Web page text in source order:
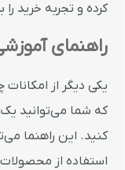
کرده و تجربه خرید
راهنمای
یکی دیگر از
که شما می‌توانید
کنید. این راهنما
استفاده از